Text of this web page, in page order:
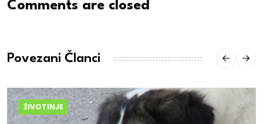
Comments are closed
Povezani Članci
ŽIVOTINJE